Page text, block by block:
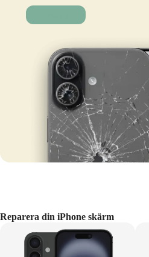
Reparera din iPhone skärm